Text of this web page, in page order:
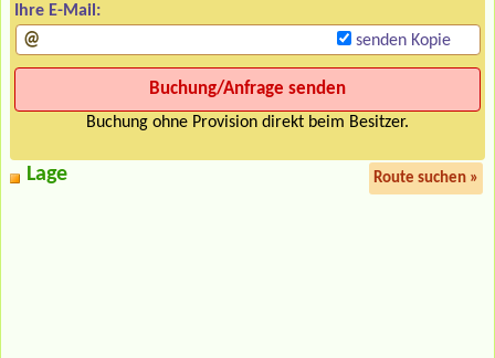
Ihre E-Mail:
senden Kopie
Buchung ohne Provision direkt beim Besitzer.
Lage Route suchen »